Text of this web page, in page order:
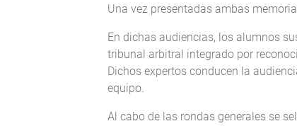
Una vez presentadas ambas
En dichas audiencias, los alumnos
tribunal arbitral integrado por
Dichos expertos conducen la
equipo.
Al cabo de las rondas generales se